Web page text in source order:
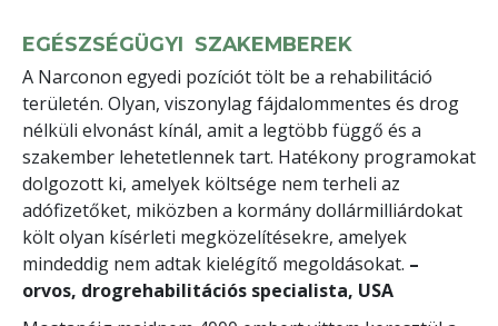
EGÉSZSÉGÜGYI SZAKEMBEREK
A Narconon egyedi pozíciót tölt be a rehabilitáció
területén. Olyan, viszonylag fájdalommentes és drog
nélküli elvonást kínál, amit a legtöbb függő és a
szakember lehetetlennek tart. Hatékony programokat
dolgozott ki, amelyek költsége nem terheli az
adófizetőket, miközben a kormány dollármilliárdokat
költ olyan kísérleti megközelítésekre, amelyek
mindeddig nem adtak kielégítő megoldásokat. –
orvos, drogrehabilitációs specialista, USA